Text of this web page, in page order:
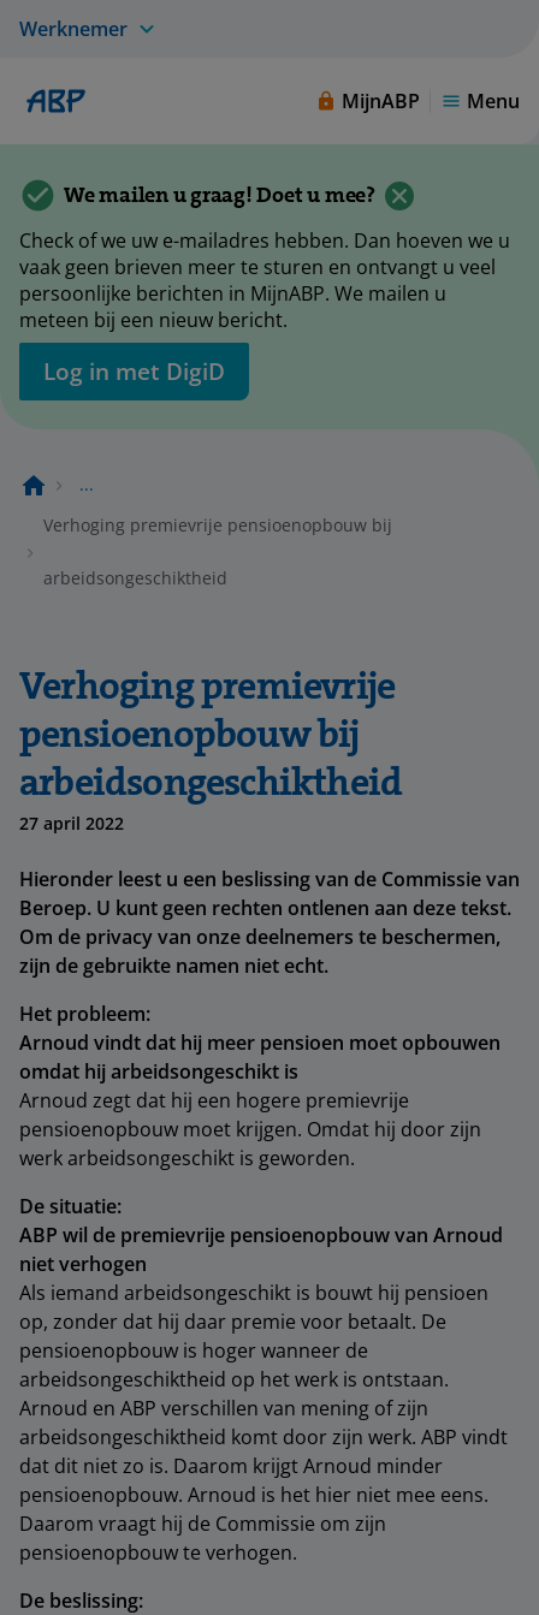
Werknemer
MijnABP Menu
We mailen u graag! Doet u mee?
Check of we uw e-mailadres hebben. Dan hoeven we u
vaak geen brieven meer te sturen en ontvangt u veel
persoonlijke berichten in MijnABP. We mailen u
meteen bij een nieuw bericht.
Log in met DigiD
...
Verhoging premievrije pensioenopbouw bij
arbeidsongeschiktheid
Verhoging premievrije
pensioenopbouw bij
arbeidsongeschiktheid
27 april 2022
Hieronder leest u een beslissing van de Commissie van
Beroep. U kunt geen rechten ontlenen aan deze tekst.
Om de privacy van onze deelnemers te beschermen,
zijn de gebruikte namen niet echt.
Het probleem:
Arnoud vindt dat hij meer pensioen moet opbouwen
omdat hij arbeidsongeschikt is
Arnoud zegt dat hij een hogere premievrije
pensioenopbouw moet krijgen. Omdat hij door zijn
werk arbeidsongeschikt is geworden.
De situatie:
ABP wil de premievrije pensioenopbouw van Arnoud
niet verhogen
Als iemand arbeidsongeschikt is bouwt hij pensioen
op, zonder dat hij daar premie voor betaalt. De
pensioenopbouw is hoger wanneer de
arbeidsongeschiktheid op het werk is ontstaan.
Arnoud en ABP verschillen van mening of zijn
arbeidsongeschiktheid komt door zijn werk. ABP vindt
dat dit niet zo is. Daarom krijgt Arnoud minder
pensioenopbouw. Arnoud is het hier niet mee eens.
Daarom vraagt hij de Commissie om zijn
pensioenopbouw te verhogen.
De beslissing: